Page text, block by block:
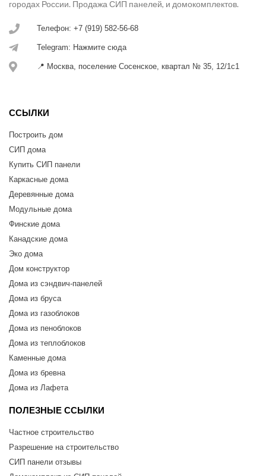
городах России. Продажа СИП панелей, и домокомплектов.
Телефон: +7 (919) 582-56-68
Telegram: Нажмите сюда
📍 Москва, поселение Сосенское, квартал № 35, 12/1с1
ССЫЛКИ
Построить дом
СИП дома
Купить СИП панели
Каркасные дома
Деревянные дома
Модульные дома
Финские дома
Канадские дома
Эко дома
Дом конструктор
Дома из сэндвич-панелей
Дома из бруса
Дома из газоблоков
Дома из пеноблоков
Дома из теплоблоков
Каменные дома
Дома из бревна
Дома из Лафета
ПОЛЕЗНЫЕ ССЫЛКИ
Частное строительство
Разрешение на строительство
СИП панели отзывы